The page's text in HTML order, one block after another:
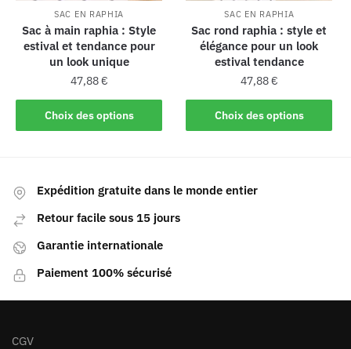
SAC EN RAPHIA
Sac à main raphia : Style
estival et tendance pour
un look unique
47,88€
Choix des options
SAC EN RAPHIA
Sac rond raphia : style et
élégance pour un look
estival tendance
47,88€
Choix des options
Expédition gratuite dans le monde entier
Retour facile sous 15 jours
Garantie internationale
Paiement 100% sécurisé
CGV